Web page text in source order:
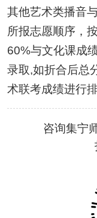
其他艺术类播音
所报志愿顺序，
60%与文化课成
录取,如折合后总
术联考成绩进行
咨询集宁